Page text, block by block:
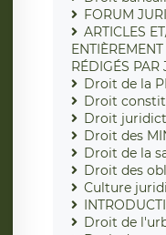
FORUM
ARTICLES
RÉDIGÉS
Droit de la
Droit
Droit
Droit des
Droit de la
Droit des
Culture
Droit de